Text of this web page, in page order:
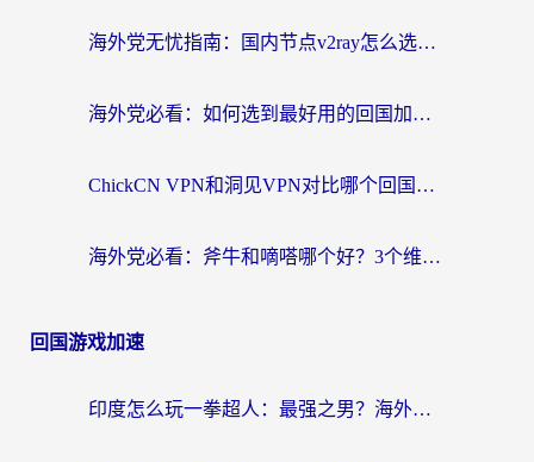
海外党无忧指南：国内节点v2ray怎么选？一键回国VPN+多场景实测帮你避坑
海外党必看：如何选到最好用的回国加速器？从节点到售后的全维度指南
ChickCN VPN和洞见VPN对比哪个回国效果更好？海外党亲测3款加速器+避坑指南
海外党必看：斧牛和嘀嗒哪个好？3个维度教你选对回国加速器
回国游戏加速
印度怎么玩一拳超人：最强之男？海外党国服游戏加速避坑指南